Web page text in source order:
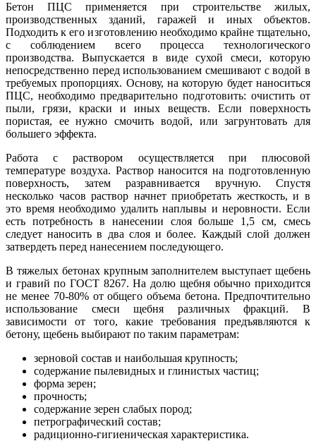
Бетон ПЦС применяется при строительстве жилых,
производственных зданий, гаражей и иных объектов.
Подходить к его изготовлению необходимо крайне тщательно,
с соблюдением всего процесса технологического
производства. Выпускается в виде сухой смеси, которую
непосредственно перед использованием смешивают с водой в
требуемых пропорциях. Основу, на которую будет наноситься
ПЦС, необходимо предварительно подготовить: очистить от
пыли, грязи, краски и иных веществ. Если поверхность
пористая, ее нужно смочить водой, или загрунтовать для
большего эффекта.
Работа с раствором осуществляется при плюсовой
температуре воздуха. Раствор наносится на подготовленную
поверхность, затем разравнивается вручную. Спустя
несколько часов раствор начнет приобретать жесткость, и в
это время необходимо удалить наплывы и неровности. Если
есть потребность в нанесении слоя больше 1,5 см, смесь
следует наносить в два слоя и более. Каждый слой должен
затвердеть перед нанесением последующего.
В тяжелых бетонах крупным заполнителем выступает щебень
и гравий по ГОСТ 8267. На долю щебня обычно приходится
не менее 70-80% от общего объема бетона. Предпочтительно
использование смеси щебня различных фракций. В
зависимости от того, какие требования предъявляются к
бетону, щебень выбирают по таким параметрам:
зерновой состав и наибольшая крупность;
содержание пылевидных и глинистых частиц;
форма зерен;
прочность;
содержание зерен слабых пород;
петрографический состав;
радиционно-гигиеническая характеристика.